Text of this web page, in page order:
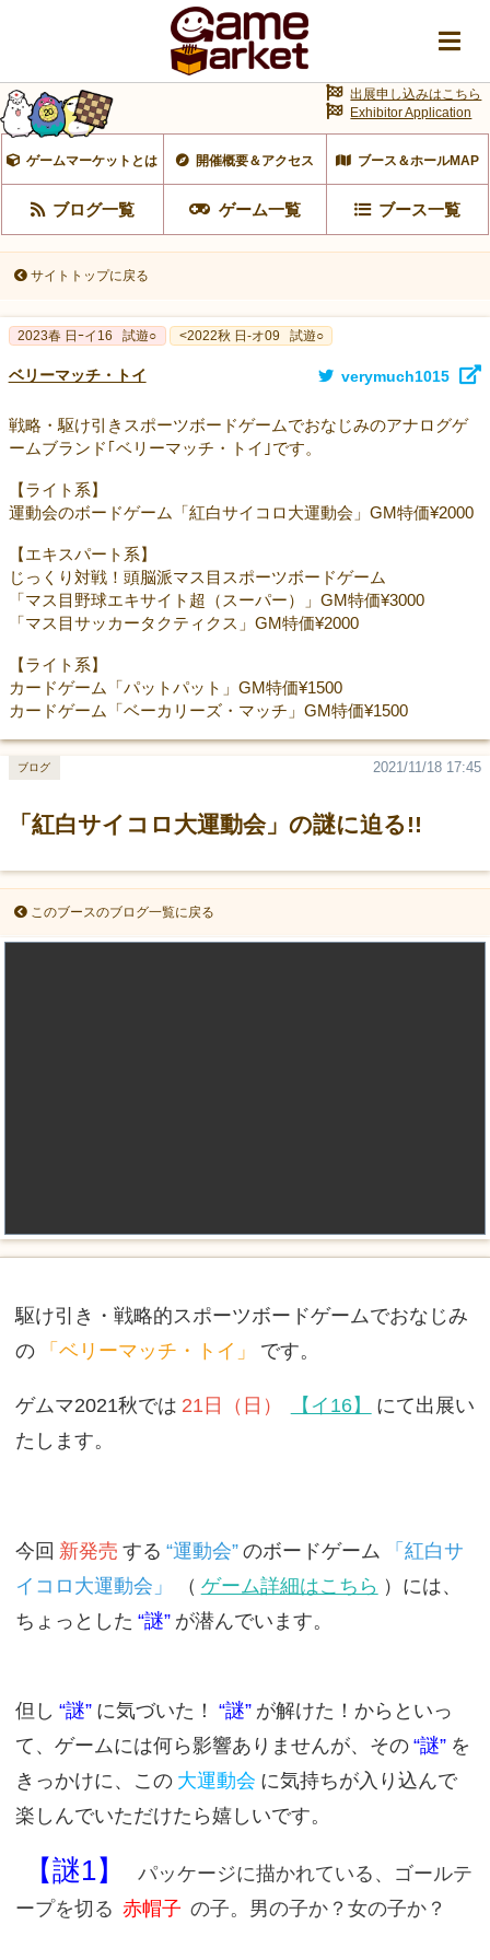
ゲームマーケットとは 開催概要＆アクセス ブース＆ホールMAP
ブログ一覧 ゲーム一覧 ブース一覧
出展申し込みはこちら
Exhibitor Application
サイトトップに戻る
2023春 日ｰイ16 試遊○ <2022秋 日-オ09 試遊○
ベリーマッチ・トイ verymuch1015
戦略・駆け引きスポーツボードゲームでおなじみのアナログゲ
ームブランド｢ベリーマッチ・トイ｣です。
【ライト系】
運動会のボードゲーム「紅白サイコロ大運動会」GM特価¥2000
【エキスパート系】
じっくり対戦！頭脳派マス目スポーツボードゲーム
「マス目野球エキサイト超（スーパー）」GM特価¥3000
「マス目サッカータクティクス」GM特価¥2000
【ライト系】
カードゲーム「パットパット」GM特価¥1500
カードゲーム「ベーカリーズ・マッチ」GM特価¥1500
「紅白サイコロ大運動会」の謎に迫る!!
2021/11/18 17:45
ブログ
このブースのブログ一覧に戻る
駆け引き・戦略的スポーツボードゲームでおなじみ
の
「ベリーマッチ・トイ」 です。
ゲムマ2021秋では 21日（日） 【イ16】
にて出展い
たします。
今回 新発売 する “運動会” のボードゲーム
「紅白サ
イコロ大運動会」
（ ゲーム詳細はこちら ）には、
ちょっとした “謎” が潜んでいます。
但し “謎” に気づいた！ “謎” が解けた！からといっ
て、ゲームには何ら影響ありませんが、その “謎” を
きっかけに、この 大運動会 に気持ちが入り込んで
楽しんでいただけたら嬉しいです。
【謎1】
パッケージに描かれている、ゴールテ
ープを切る 赤帽子 の子。男の子か？女の子か？